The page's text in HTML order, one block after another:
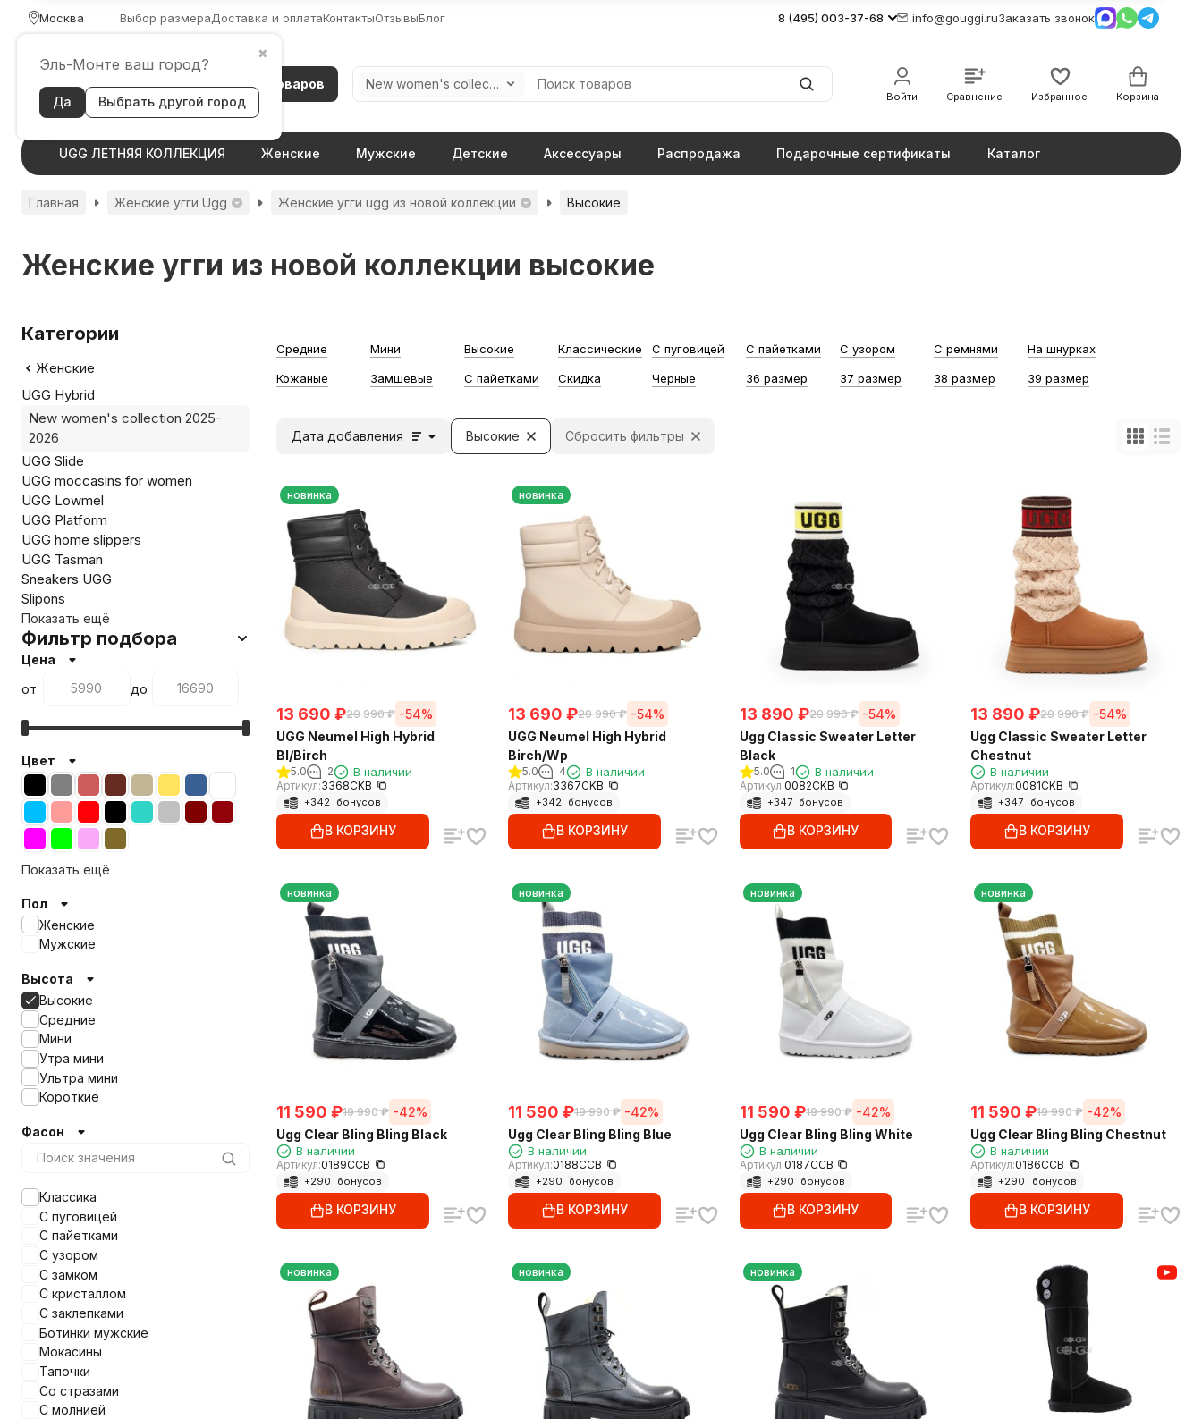
Москва
✖
Эль-Монте ваш город?
Да Выбрать другой город
Выбор размераДоставка и оплатаКонтактыОтзывыБлог 8 (495) 003-37-68 info@gouggi.ruЗаказать звонок
Каталог товаров New women's collection 2025-2026
Войти Сравнение Избранное Корзина
UGG ЛЕТНЯЯ КОЛЛЕКЦИЯ Женские Мужские Детские Аксессуары Распродажа Подарочные сертификаты Каталог
Главная Женские угги Ugg Женские угги ugg из новой коллекции Высокие
Женские угги из новой коллекции высокие
Средние Мини Высокие Классические С пуговицей С пайетками С узором С ремнями На шнурках
Кожаные Замшевые С пайетками Скидка Черные 36 размер 37 размер 38 размер 39 размер
Дата добавления Высокие Сбросить фильтры
новинка
13 690 ₽29 990 ₽ -54%
UGG Neumel High Hybrid
Bl/Birch
5.0 2 В наличии
Артикул:3368CKB
+342 бонусов
В КОРЗИНУ
новинка
13 690 ₽29 990 ₽ -54%
UGG Neumel High Hybrid
Birch/Wp
5.0 4 В наличии
Артикул:3367CKB
+342 бонусов
В КОРЗИНУ
13 890 ₽29 990 ₽ -54%
Ugg Classic Sweater Letter
Black
5.0 1 В наличии
Артикул:0082CKB
+347 бонусов
В КОРЗИНУ
13 890 ₽29 990 ₽ -54%
Ugg Classic Sweater Letter
Chestnut
В наличии
Артикул:0081CKB
+347 бонусов
В КОРЗИНУ
новинка
11 590 ₽19 990 ₽ -42%
Ugg Clear Bling Bling Black
В наличии
Артикул:0189CCB
+290 бонусов
В КОРЗИНУ
новинка
11 590 ₽19 990 ₽ -42%
Ugg Clear Bling Bling Blue
В наличии
Артикул:0188CCB
+290 бонусов
В КОРЗИНУ
новинка
11 590 ₽19 990 ₽ -42%
Ugg Clear Bling Bling White
В наличии
Артикул:0187CCB
+290 бонусов
В КОРЗИНУ
новинка
11 590 ₽19 990 ₽ -42%
Ugg Clear Bling Bling Chestnut
В наличии
Артикул:0186CCB
+290 бонусов
В КОРЗИНУ
новинка новинка новинка
Категории
Женские
UGG Hybrid
New women's collection 2025-
2026
UGG Slide
UGG moccasins for women
UGG Lowmel
UGG Platform
UGG home slippers
UGG Tasman
Sneakers UGG
Slipons
Показать ещё
Фильтр подбора
Цена
от
до
Цвет
Показать ещё
Пол
Женские
Мужские
Высота
Высокие
Средние
Мини
Утра мини
Ультра мини
Короткие
Фасон
Классика
С пуговицей
С пайетками
С узором
С замком
С кристаллом
С заклепками
Ботинки мужские
Мокасины
Тапочки
Со стразами
С молнией